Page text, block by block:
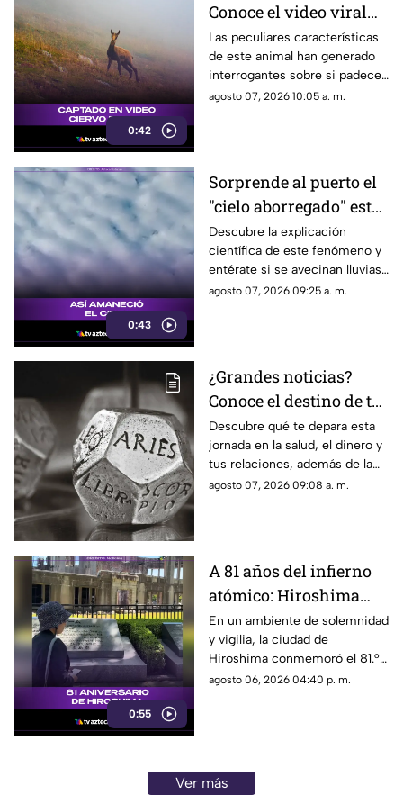
0:42
Conoce el video viral
que causa asombro en
redes sociales
Las peculiares características
de este animal han generado
interrogantes sobre si padece
una malformación congénita.
agosto 07, 2026 10:05 a. m.
0:43
Sorprende al puerto el
"cielo aborregado" este
viernes: ¿Qué nos
espera en el clima?
Descubre la explicación
científica de este fenómeno y
entérate si se avecinan lluvias
o buen tiempo.
agosto 07, 2026 09:25 a. m.
¿Grandes noticias?
Conoce el destino de tu
signo para este viernes
Descubre qué te depara esta
jornada en la salud, el dinero y
tus relaciones, además de la
palabra clave para guiar tus
agosto 07, 2026 09:08 a. m.
0:55
A 81 años del infierno
atómico: Hiroshima
exige a las potencias el
fin de la era nuclear
En un ambiente de solemnidad
y vigilia, la ciudad de
Hiroshima conmemoró el 81.°
aniversario del devastador
agosto 06, 2026 04:40 p. m.
Ver más